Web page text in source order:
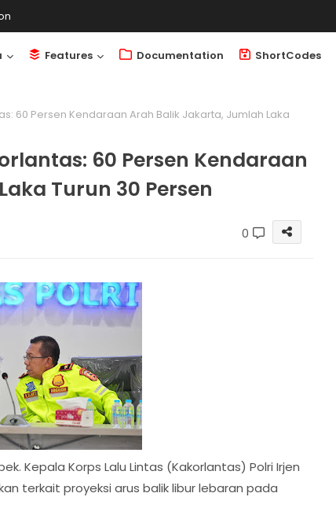
Features Documentation ShortCodes
60 Persen Kendaraan Arah Balik Jakarta, Jumlah Laka
60 Persen Kendaraan
Turun 30 Persen
0
Kepala Korps Lalu Lintas (Kakorlantas) Polri Irjen
terkait proyeksi arus balik libur lebaran pada